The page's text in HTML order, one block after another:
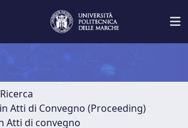
Atti di Convegno (Proceeding)
Atti di convegno